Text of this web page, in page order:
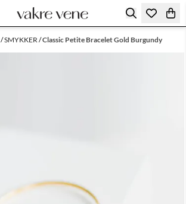
/SMYKKER /Classic Petite Bracelet Gold Burgundy